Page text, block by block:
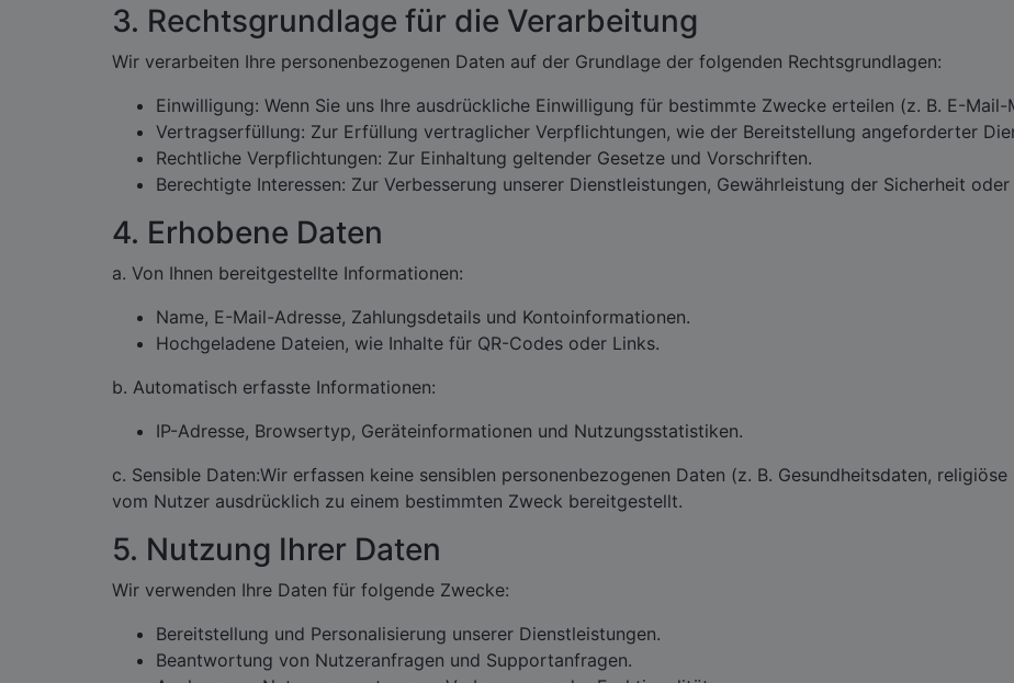
3. Rechtsgrundlage für die Verarbeitung
Wir verarbeiten Ihre personenbezogenen Daten auf der Grundlage der folgenden Rechtsgrundlagen:
Einwilligung: Wenn Sie uns Ihre ausdrückliche Einwilligung für bestimmte Zwecke erteilen (z. B. E-Mail-
Vertragserfüllung: Zur Erfüllung vertraglicher Verpflichtungen, wie der Bereitstellung angeforderter
Rechtliche Verpflichtungen: Zur Einhaltung geltender Gesetze und Vorschriften.
Berechtigte Interessen: Zur Verbesserung unserer Dienstleistungen, Gewährleistung der Sicherheit
4. Erhobene Daten
a. Von Ihnen bereitgestellte Informationen:
Name, E-Mail-Adresse, Zahlungsdetails und Kontoinformationen.
Hochgeladene Dateien, wie Inhalte für QR-Codes oder Links.
b. Automatisch erfasste Informationen:
IP-Adresse, Browsertyp, Geräteinformationen und Nutzungsstatistiken.
c. Sensible Daten:Wir erfassen keine sensiblen personenbezogenen Daten (z. B. Gesundheitsdaten,
vom Nutzer ausdrücklich zu einem bestimmten Zweck bereitgestellt.
5. Nutzung Ihrer Daten
Wir verwenden Ihre Daten für folgende Zwecke:
Bereitstellung und Personalisierung unserer Dienstleistungen.
Beantwortung von Nutzeranfragen und Supportanfragen.